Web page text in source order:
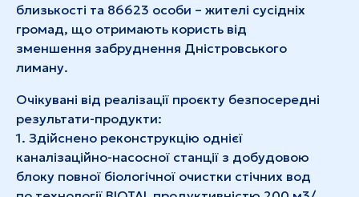
близькості та 86623 особи – жителі сусідніх
громад, що отримають користь від
зменшення забруднення Дністровського
лиману.
Очікувані від реалізації проєкту безпосередні
результати-продукти:
1. Здійснено реконструкцію однієї
каналізаційно-насосної станції з добудовою
блоку повної біологічної очистки стічних вод